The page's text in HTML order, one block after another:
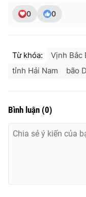
Nguyễn Trọng Ninh
Email: toasoan@vtv.vn
Liên hệ quảng cáo:
0 0
Từ khóa: Vịnh Bắc
tỉnh Hải Nam
bão
Bình luận (0)